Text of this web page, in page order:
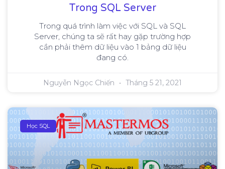
Trong SQL Server
Trong quá trình làm việc với SQL và SQL
Server, chúng ta sẽ rất hay gặp trường hợp
cần phải thêm dữ liệu vào 1 bảng dữ liệu
đang có.
Nguyễn Ngọc Chiến Tháng 5 21, 2021
Học SQL